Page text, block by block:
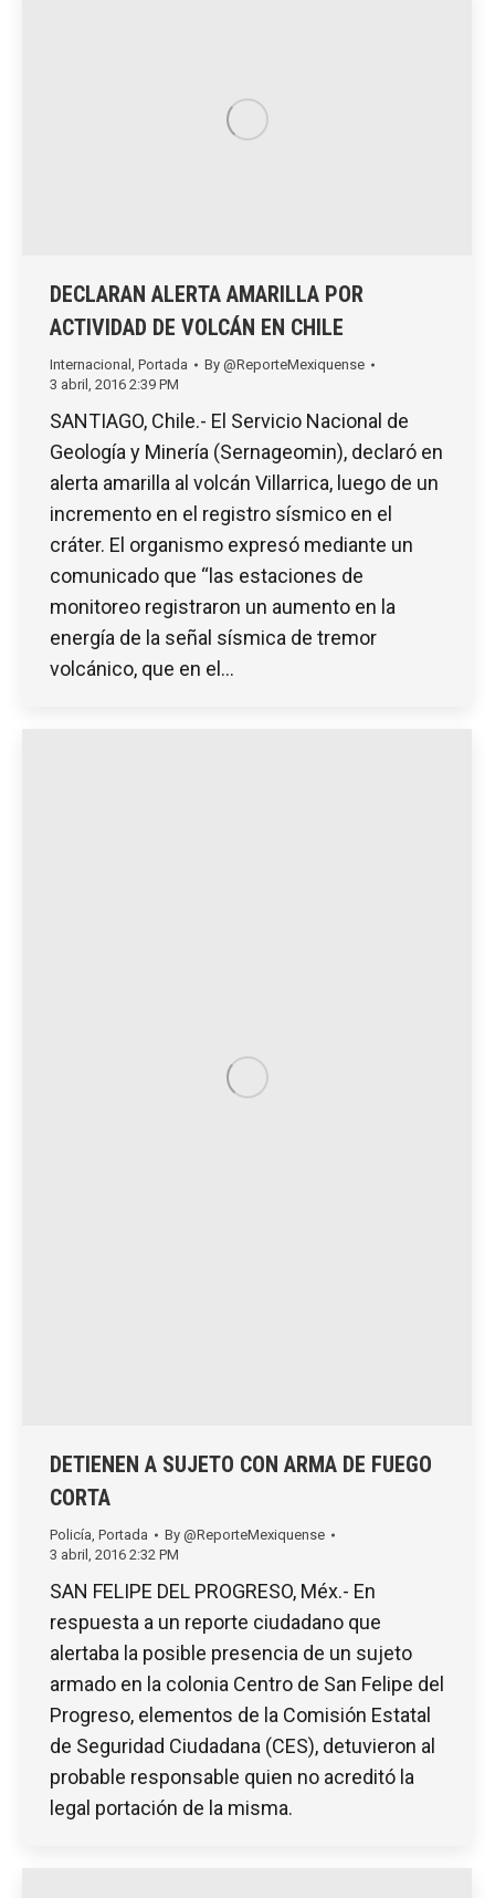
DECLARAN ALERTA AMARILLA POR
ACTIVIDAD DE VOLCÁN EN CHILE
Internacional , Portada By @ReporteMexiquense
3 abril, 2016 2:39 PM
SANTIAGO, Chile.- El Servicio Nacional de
Geología y Minería (Sernageomin), declaró en
alerta amarilla al volcán Villarrica, luego de un
incremento en el registro sísmico en el
cráter. El organismo expresó mediante un
comunicado que “las estaciones de
monitoreo registraron un aumento en la
energía de la señal sísmica de tremor
volcánico, que en el…
DETIENEN A SUJETO CON ARMA DE FUEGO
CORTA
Policía, Portada By @ReporteMexiquense
3 abril, 2016 2:32 PM
SAN FELIPE DEL PROGRESO, Méx.- En
respuesta a un reporte ciudadano que
alertaba la posible presencia de un sujeto
armado en la colonia Centro de San Felipe del
Progreso, elementos de la Comisión Estatal
de Seguridad Ciudadana (CES), detuvieron al
probable responsable quien no acreditó la
legal portación de la misma.